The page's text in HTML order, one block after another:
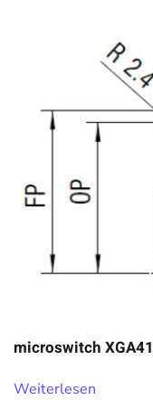
microswitch
Weiterlesen